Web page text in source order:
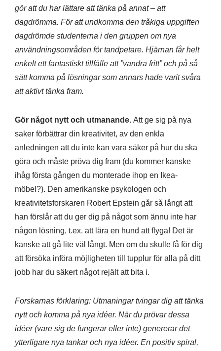
gör att du har lättare att tänka på annat – att
dagdrömma. För att undkomma den tråkiga uppgiften
dagdrömde studenterna i den gruppen om nya
användningsområden för tandpetare. Hjärnan får helt
enkelt ett fantastiskt tillfälle att ”vandra fritt” och på så
sätt komma på lösningar som annars hade varit svåra
att aktivt tänka fram.
Gör något nytt och utmanande. Att ge sig på nya
saker förbättrar din kreativitet, av den enkla
anledningen att du inte kan vara säker på hur du ska
göra och måste pröva dig fram (du kommer kanske
ihåg första gången du monterade ihop en Ikea-
möbel?). Den amerikanske psykologen och
kreativitetsforskaren Robert Epstein går så långt att
han förslår att du ger dig på något som ännu inte har
någon lösning, t.ex. att lära en hund att flyga! Det är
kanske att gå lite väl långt. Men om du skulle få för dig
att försöka införa möjligheten till tupplur för alla på ditt
jobb har du säkert något rejält att bita i.
Forskarnas förklaring: Utmaningar tvingar dig att tänka
nytt och komma på nya idéer. När du prövar dessa
idéer (vare sig de fungerar eller inte) genererar det
ytterligare nya tankar och nya idéer. En positiv spiral,